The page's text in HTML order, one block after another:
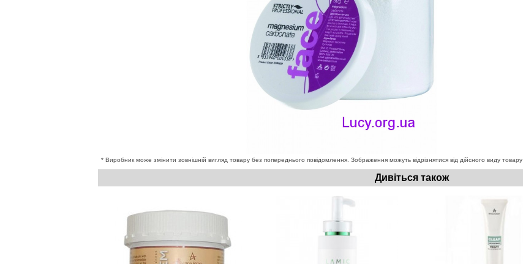
* Виробник може змінити зовнішній вигляд товару без попереднього повідомлення. Зображення можуть відрізнятися від дійсного виду товару
Дивіться також